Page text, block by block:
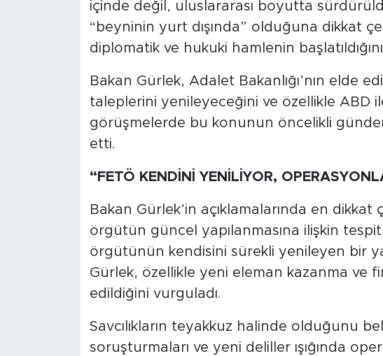
içinde değil, uluslararası boyutta
“beyninin yurt dışında” olduğuna dikkat
diplomatik ve hukuki hamlenin
Bakan Gürlek, Adalet Bakanlığı’nın elde
taleplerini yenileyeceğini ve özellikle ABD
görüşmelerde bu konunun öncelikli
etti.
“FETÖ KENDİNİ YENİLİYOR,
Bakan Gürlek’in açıklamalarında en dikkat
örgütün güncel yapılanmasına ilişkin
örgütünün kendisini sürekli yenileyen bir
Gürlek, özellikle yeni eleman kazanma ve
edildiğini vurguladı.
Savcılıkların teyakkuz halinde olduğunu
soruşturmaları ve yeni deliller ışığında